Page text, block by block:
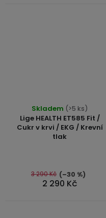
Lige HEALTH ET585 Fit /
Cukr v krvi / EKG / Krevní
tlak
hodnocení
produktu
je
5
hvězdiček.
Skladem (>5 ks)
2 290 Kč
3 290 Kč (–30 %)